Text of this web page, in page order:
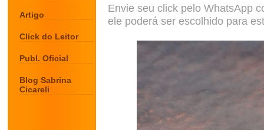
Artigo
Click do Leitor
Publ. Oficial
Blog Sabrina
Cicareli
Envie seu click pelo WhatsApp
ele poderá ser escolhido para